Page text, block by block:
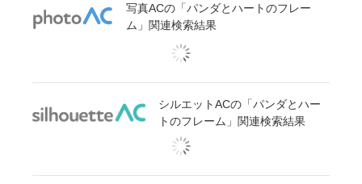
写真ACの「パンダとハートのフレー
ム」関連検索結果
シルエットACの「パンダとハー
トのフレーム」関連検索結果